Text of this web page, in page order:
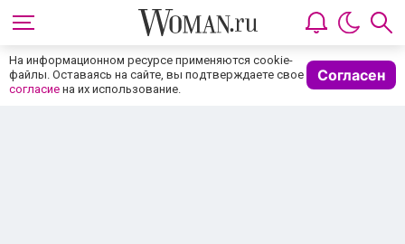
На информационном ресурсе применяются cookie-
файлы. Оставаясь на сайте, вы подтверждаете свое
согласие на их использование.
Согласен